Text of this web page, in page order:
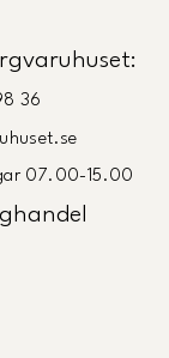
36
07.00-15.00